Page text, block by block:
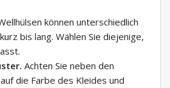
können unterschiedlich
bis lang. Wählen Sie diejenige,
Achten Sie neben den
die Farbe des Kleides und